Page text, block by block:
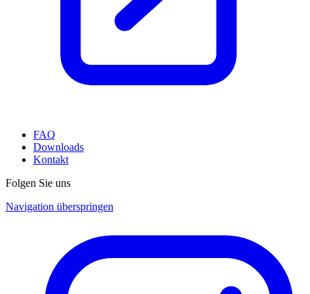
FAQ
Downloads
Kontakt
Folgen Sie uns
Navigation überspringen